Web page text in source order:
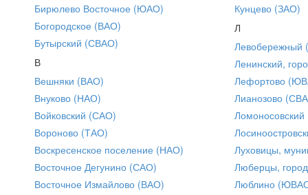
Бирюлево Восточное (ЮАО)
Богородское (ВАО)
Бутырский (СВАО)
В
Вешняки (ВАО)
Внуково (НАО)
Войковский (САО)
Вороново (ТАО)
Воскресенское поселение (НАО)
Восточное Дегунино (САО)
Восточное Измайлово (ВАО)
Кунцево (ЗАО)
Л
Ленинский,
Лефортово
Лианозово
Луховицы,
Люберцы,
Люблино